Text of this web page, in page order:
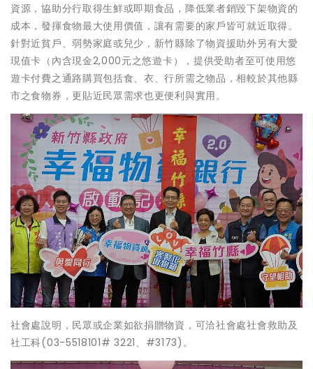
資源，協助分行取得生鮮或即期食品，降低業者銷毀下架物資的
成本，發揮食物最大使用價值，讓有需要的家戶皆可就近取得。
針對近貧戶、弱勢家庭或兒少，新竹縣除了物資援助外另有大愛
現值卡（內含現金2,000元之悠遊卡），提供受助者至可使用悠
遊卡付費之通路購買包括食、衣、行所需之物品，相較於其他縣
市之食物券，更貼近民眾需求也更便利與實用。
社會處說明，民眾或企業如欲捐贈物資，可洽社會處社會救助及
社工科(03-5518101# 3221、#3173)。